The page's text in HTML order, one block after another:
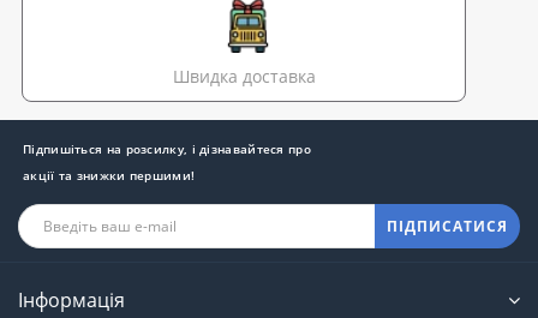
Швидка доставка
Підпишіться на розсилку, і дізнавайтеся про
акції та знижки першими!
ПІДПИСАТИСЯ
Інформація